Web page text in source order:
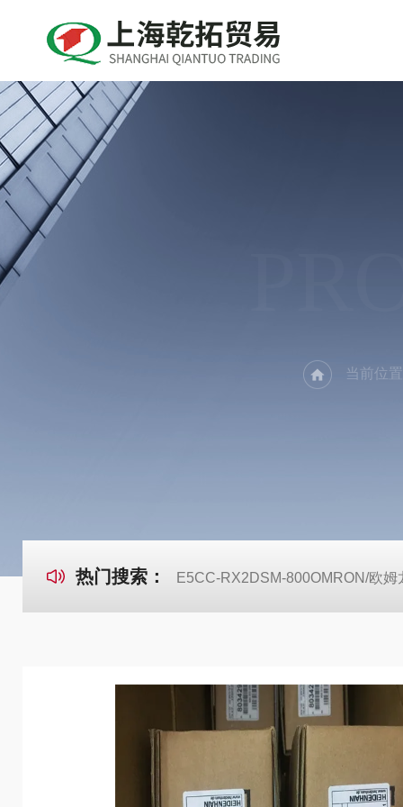
当前位
热门搜索： E5CC-RX2DSM-800OMRON/欧